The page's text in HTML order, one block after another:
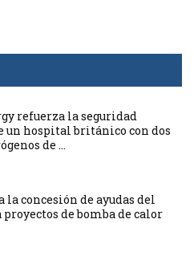
refuerza la seguridad
un hospital británico con dos
de ...
concesión de ayudas del
proyectos de bomba de calor